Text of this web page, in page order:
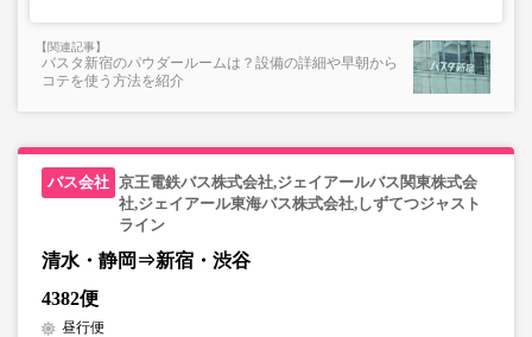
バスタ新宿のパウダールームは？設備の詳細や早朝から
コテを使う方法を紹介
京王電鉄バス株式会社,ジェイアールバス関東株式会
社,ジェイアール東海バス株式会社,しずてつジャスト
ライン
清水・静岡⇒新宿・渋谷
4382便
昼行便